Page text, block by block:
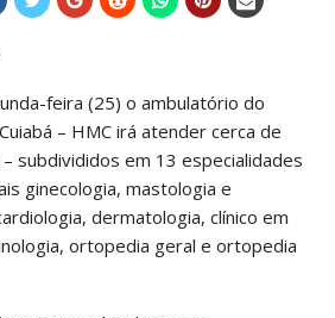
feira (25) o ambulatório do
– HMC irá atender cerca de
subdivididos em 13 especialidades
ginecologia, mastologia e
dermatologia, clínico em
ortopedia geral e ortopedia